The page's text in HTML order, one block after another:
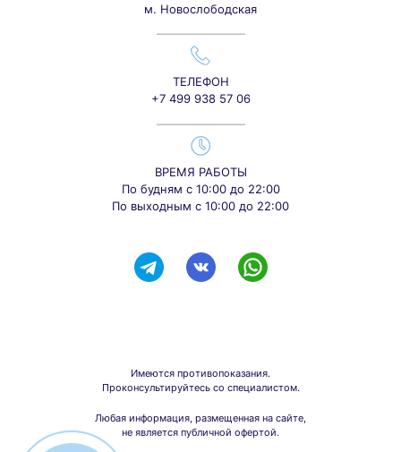
м. Новослободская
ТЕЛЕФОН
+7 499 938 57 06
ВРЕМЯ РАБОТЫ
По будням с 10:00 до 22:00
По выходным с 10:00 до 22:00
Имеются противопоказания.
Проконсультируйтесь со специалистом.
Любая информация, размещенная на сайте,
не является публичной офертой.